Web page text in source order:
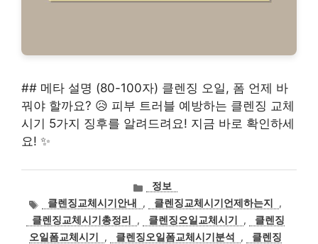
## 메타 설명 (80-100자) 클렌징 오일, 폼 언제 바
꿔야 할까요? 😥 피부 트러블 예방하는 클렌징 교체
시기 5가지 징후를 알려드려요! 지금 바로 확인하세
요! ✨
카
테
고
리
정보
태
그
클렌징교체시기안내 , 클렌징교체시기언제하는지
,
클렌징교체시기총정리
, 클렌징오일교체시기 ,
클렌징
오일폼교체시기
, 클렌징오일폼교체시기분석 ,
클렌징